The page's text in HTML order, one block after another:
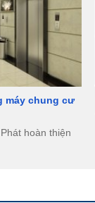
máy chung cư
hoàn thiện